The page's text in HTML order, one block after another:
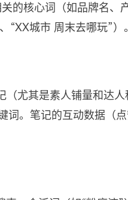
的核心词（如品牌名、
“XX城市 周末去哪玩”）。
（尤其是素人铺量和达
词。笔记的互动数据（